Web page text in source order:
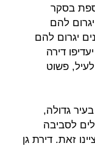
נוספת בסקר
להם
על פני בעלות. 11% אמרו כי חוזה לתקופה של 5 שנים יגרום להם
לשנות עמדה; 16% - דמי שכירות זולים ב-20% ממחיר השוק; 6.1% יעדיפו דירה
בתנאים לעיל, פשוט
34% מעדיפים לגור בעיר גדולה,
לסביבה
בודד - 44% מהנסקרים ציינו זאת. דירת גן